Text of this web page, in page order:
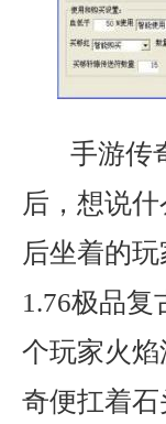
手游传
后，想说
后坐着的
1.76极品
个玩家火
奇便扛着